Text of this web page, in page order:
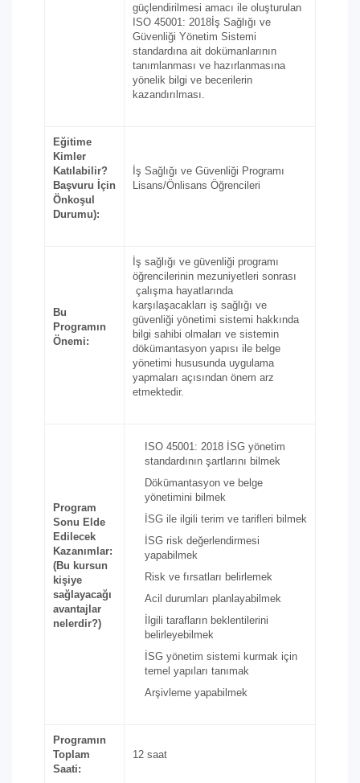
güçlendirilmesi amacı ile oluşturulan
ISO 45001: 2018İş Sağlığı ve
Güvenliği Yönetim Sistemi
standardına ait dokümanlarının
tanımlanması ve hazırlanmasına
yönelik bilgi ve becerilerin
kazandırılması.
Eğitime
Kimler
Katılabilir?
Başvuru İçin
Önkoşul
Durumu):
İş Sağlığı ve Güvenliği Programı
Lisans/Önlisans Öğrencileri
Bu
Programın
Önemi:
İş sağlığı ve güvenliği programı
öğrencilerinin mezuniyetleri sonrası
çalışma hayatlarında
karşılaşacakları iş sağlığı ve
güvenliği yönetimi sistemi hakkında
bilgi sahibi olmaları ve sistemin
dökümantasyon yapısı ile belge
yönetimi hususunda uygulama
yapmaları açısından önem arz
etmektedir.
Program
Sonu Elde
Edilecek
Kazanımlar:
(Bu kursun
kişiye
sağlayacağı
avantajlar
nelerdir?)
ISO 45001: 2018 İSG yönetim
standardının şartlarını bilmek
Dökümantasyon ve belge
yönetimini bilmek
İSG ile ilgili terim ve tarifleri bilmek
İSG risk değerlendirmesi
yapabilmek
Risk ve fırsatları belirlemek
Acil durumları planlayabilmek
İlgili tarafların beklentilerini
belirleyebilmek
İSG yönetim sistemi kurmak için
temel yapıları tanımak
Arşivleme yapabilmek
Programın
Toplam
Saati:
12 saat